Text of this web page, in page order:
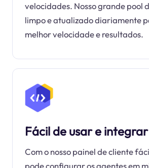
velocidades. Nosso grande pool
limpo e atualizado diariamente
melhor velocidade e resultados.
Fácil de usar e integrar
Com o nosso painel de cliente